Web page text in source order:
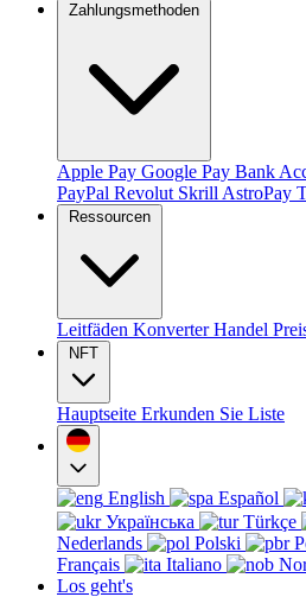
Zahlungsmethoden
Apple Pay Google Pay Bank
PayPal Revolut Skrill AstroPay
Ressourcen
Leitfäden KonverterHandel
NFT
Hauptseite Erkunden Sie Liste
English Español
Українська
Türkçe
Nederlands
Polski
Français
Italiano
Los geht's